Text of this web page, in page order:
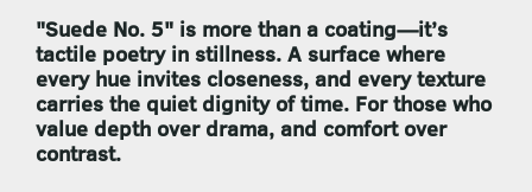
"Suede No. 5" is more than a coating—it’s
tactile poetry in stillness. A surface where
every hue invites closeness, and every texture
carries the quiet dignity of time. For those who
value depth over drama, and comfort over
contrast.